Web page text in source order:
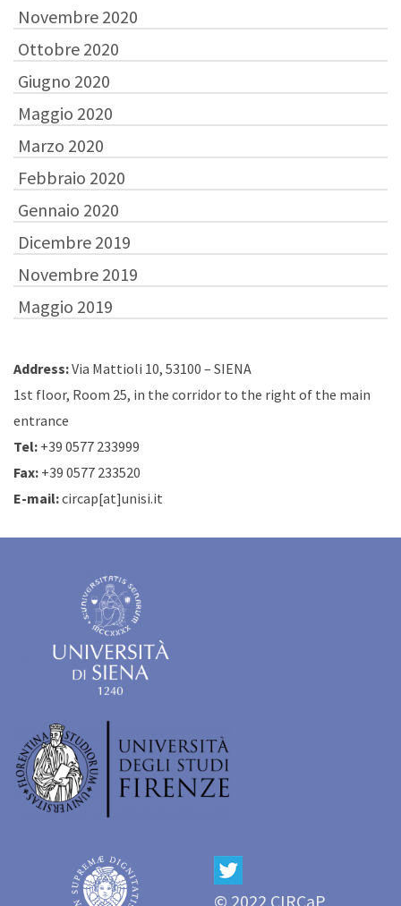
Novembre 2020
Ottobre 2020
Giugno 2020
Maggio 2020
Marzo 2020
Febbraio 2020
Gennaio 2020
Dicembre 2019
Novembre 2019
Maggio 2019
Address:Via Mattioli 10, 53100 – SIENA
1st floor, Room 25, in the corridor to the right of the main
entrance
Tel: +39 0577 233999
Fax: +39 0577 233520
E-mail:circap[at]unisi.it
© 2022 CIRCaP